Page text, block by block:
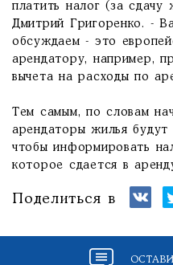
платить налог (за сдачу
Дмитрий Григоренко. -
обсуждаем - это
арендатору, например,
вычета на расходы по
Тем самым, по словам
арендаторы жилья будут
чтобы информировать
которое сдается в
Поделиться в